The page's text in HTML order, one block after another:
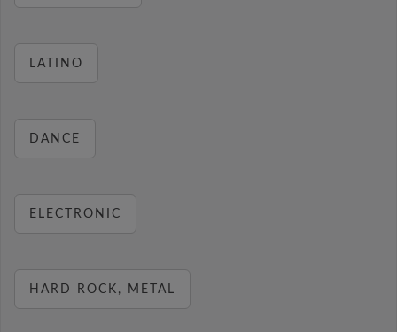
LATINO
DANCE
ELECTRONIC
HARD ROCK, METAL